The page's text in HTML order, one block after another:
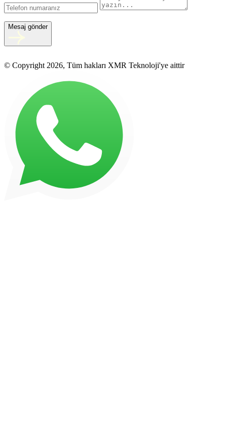
Mesaj gönder
© Copyright 2026, Tüm hakları XMR Teknoloji'ye aittir